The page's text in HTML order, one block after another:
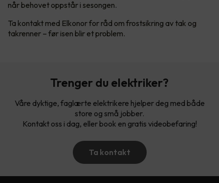
når behovet oppstår i sesongen.
Ta kontakt med Elkonor for råd om frostsikring av tak og
takrenner – før isen blir et problem.
Trenger du elektriker?
Våre dyktige, faglærte elektrikere hjelper deg med både
store og små jobber.
Kontakt oss i dag, eller book en gratis videobefaring!
Ta kontakt